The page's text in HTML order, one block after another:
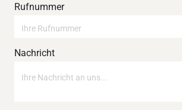
Rufnummer
Nachricht